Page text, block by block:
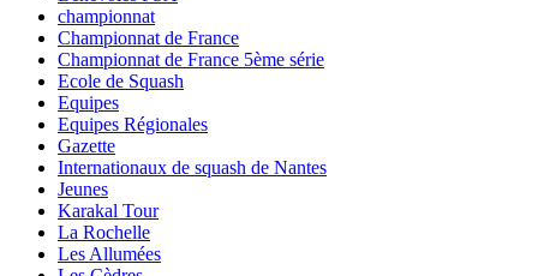
championnat
Championnat de France
Championnat de France 5ème série
Ecole de Squash
Equipes
Equipes Régionales
Gazette
Internationaux de squash de Nantes
Jeunes
Karakal Tour
La Rochelle
Les Allumées